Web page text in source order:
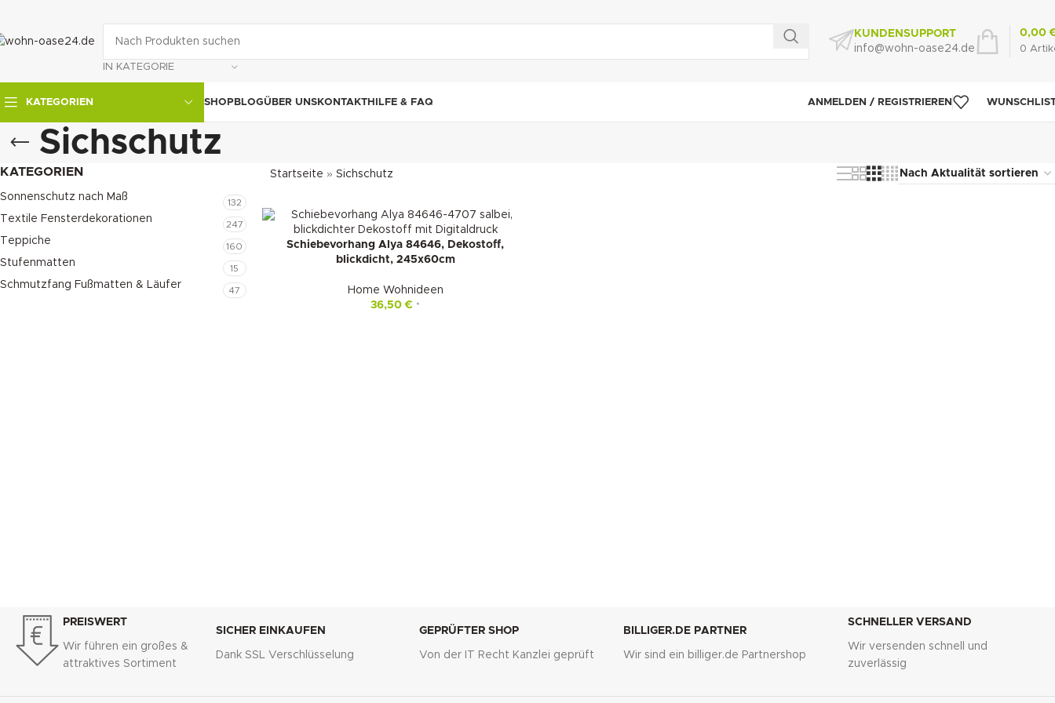
IN KATEGORIE
KUNDENSUPPORT
info@wohn-oase24.de
0
0,00
KATEGORIEN SHOPBLOGÜBER UNSKONTAKTHILFE & FAQ ANMELDEN / REGISTRIEREN
Sichschutz
KATEGORIEN
Sonnenschutz nach Maß 132
Textile Fensterdekorationen 247
Teppiche 160
Stufenmatten 15
Schmutzfang Fußmatten & Läufer 47
Startseite » Sichschutz
Schiebevorhang Alya 84646, Dekostoff,
blickdicht, 245x60cm
Home Wohnideen
36,50€ *
PREISWERT
Wir führen ein großes &
attraktives Sortiment
SICHER EINKAUFEN
Dank SSL Verschlüsselung
GEPRÜFTER SHOP
Von der IT Recht Kanzlei geprüft
BILLIGER.DE PARTNER
Wir sind ein billiger.de Partnershop
SCHNELLER VERSAND
Wir versenden schnell und
zuverlässig